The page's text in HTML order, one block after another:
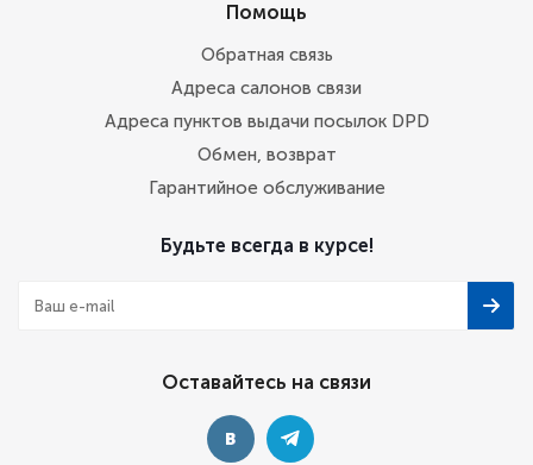
Помощь
Обратная связь
Адреса салонов связи
Адреса пунктов выдачи посылок DPD
Обмен, возврат
Гарантийное обслуживание
Будьте всегда в курсе!
Оставайтесь на связи